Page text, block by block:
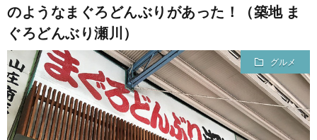
のようなまぐろどんぶりがあった！（築地 ま
ぐろどんぶり瀬川）
グルメ